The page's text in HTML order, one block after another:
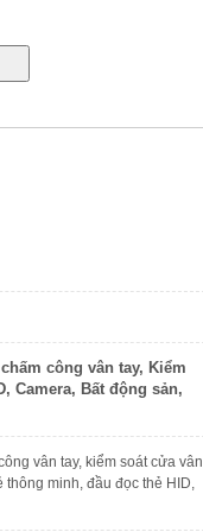
công vân tay, Kiểm
Camera, Bất động sản,
vân tay, kiểm soát cửa vân
thông minh, đầu đọc thẻ HID,